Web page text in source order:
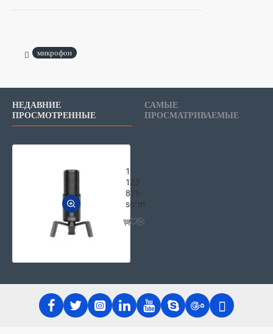
микрофон
НЕДАВНИЕ
ПРОСМОТРЕННЫЕ
САМЫЕ
ПРОСМАТРИВАЕМЫЕ
1
123
875
soʻm